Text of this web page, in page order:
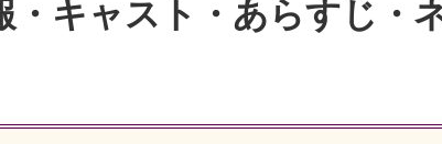
・キャスト・あらすじ・